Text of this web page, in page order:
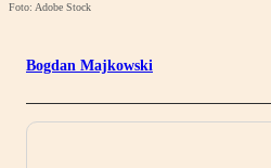
Foto: Adobe Stock
Bogdan Majkowski